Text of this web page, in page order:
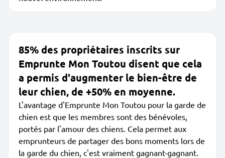
85% des propriétaires inscrits sur
Emprunte Mon Toutou disent que cela
a permis d'augmenter le bien-être de
leur chien, de +50% en moyenne.
L'avantage d'Emprunte Mon Toutou pour la garde de
chien est que les membres sont des bénévoles,
portés par l'amour des chiens. Cela permet aux
emprunteurs de partager des bons moments lors de
la garde du chien, c'est vraiment gagnant-gagnant.